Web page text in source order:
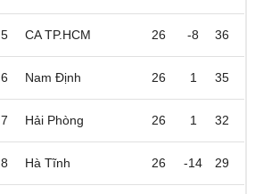
5 CA TP.HCM 26 -8 36
6 Nam Định 26 1 35
7 Hải Phòng 26 1 32
8 Hà Tĩnh 26 -14 29